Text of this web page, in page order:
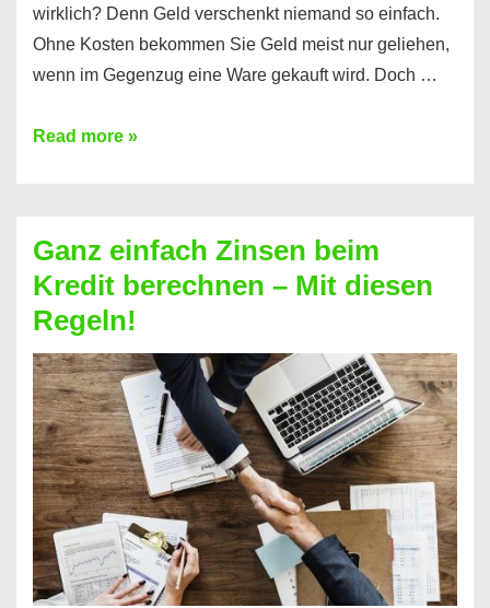
wirklich? Denn Geld verschenkt niemand so einfach.
Ohne Kosten bekommen Sie Geld meist nur geliehen,
wenn im Gegenzug eine Ware gekauft wird. Doch …
Einen
bekommen?
So
ist
es
möglich!
Read more »
Ganz einfach Zinsen beim
Kredit berechnen – Mit diesen
Regeln!